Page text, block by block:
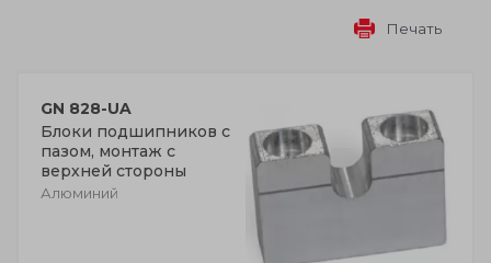
Печать
GN 828-UA
Блоки подшипников с
пазом, монтаж с
верхней стороны
Алюминий